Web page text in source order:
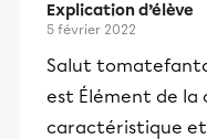
Explication d’élève
5 février 2022
Salut
est Élément de la
caractéristique